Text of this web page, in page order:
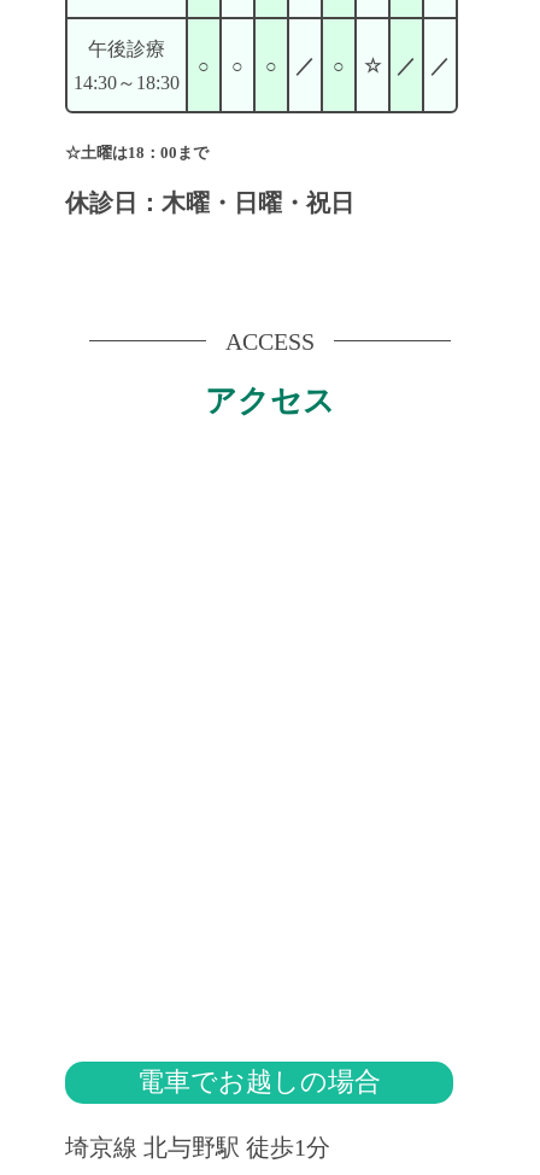
午後診療
14:30～18:30
○ ○ ○ ／ ○ ☆ ／ ／
☆土曜は18：00まで
休診日：木曜・日曜・祝日
ACCESS
アクセス
電車でお越しの場合
埼京線 北与野駅 徒歩1分